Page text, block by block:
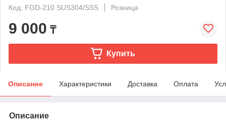
Код: FGD-210 SUS304/SSS
Розница
9 000 ₸
Купить
Описание Характеристики Доставка Оплата
Описание